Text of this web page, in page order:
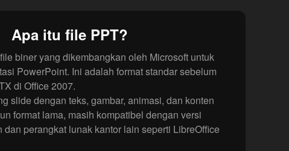
Apa itu file PPT?
biner yang dikembangkan oleh Microsoft untuk
PowerPoint. Ini adalah format standar sebelum
di Office 2007.
slide dengan teks, gambar, animasi, dan konten
format lama, masih kompatibel dengan versi
dan perangkat lunak kantor lain seperti LibreOffice